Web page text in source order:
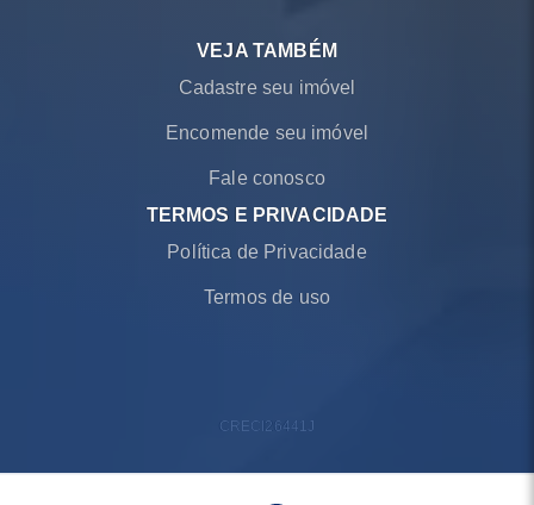
VEJA TAMBÉM
Cadastre seu imóvel
Encomende seu imóvel
Fale conosco
TERMOS E PRIVACIDADE
Política de Privacidade
Termos de uso
CRECI 26441J